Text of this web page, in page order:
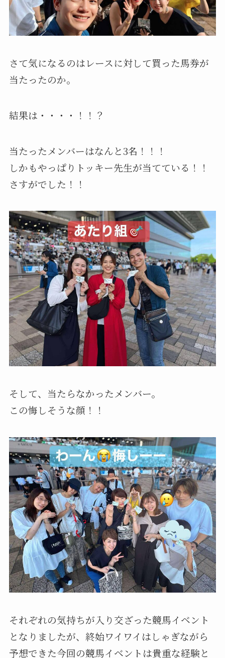
さて気になるのはレースに対して買った馬券が
当たったのか。
結果は・・・・！！？
当たったメンバーはなんと3名！！！
しかもやっぱりトッキー先生が当てている！！
さすがでした！！
そして、当たらなかったメンバー。
この悔しそうな顔！！
それぞれの気持ちが入り交ざった競馬イベント
となりましたが、終始ワイワイはしゃぎながら
予想できた今回の競馬イベントは貴重な経験と